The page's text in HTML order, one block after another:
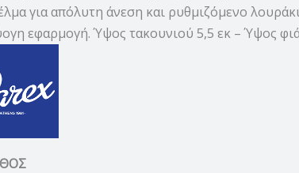
για απόλυτη άνεση και ρυθμιζόμενο
εφαρμογή. Ύψος τακουνιού 5,5 εκ – Ύψος